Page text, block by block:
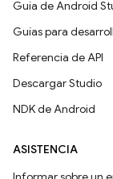
Guía de Android
Guías para
Referencia de API
Descargar Studio
NDK de Android
ASISTENCIA